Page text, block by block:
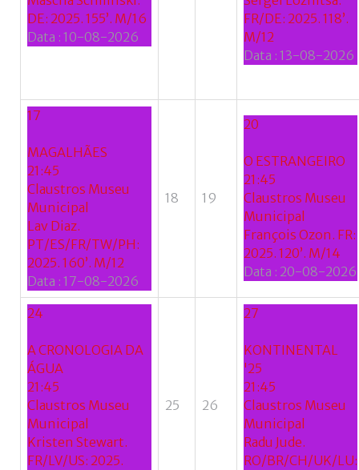
DE: 2025. 155’. M/16
Data : 10-08-2026
FR/DE: 2025. 118’.
M/12
Data : 13-08-2026
17
MAGALHÃES
21:45
Claustros Museu
Municipal
Lav Diaz.
PT/ES/FR/TW/PH:
2025. 160’. M/12
Data : 17-08-2026
18 19
20
O ESTRANGEIRO
21:45
Claustros Museu
Municipal
François Ozon. FR:
2025. 120’. M/14
Data : 20-08-2026
24
A CRONOLOGIA DA
ÁGUA
21:45
Claustros Museu
Municipal
Kristen Stewart.
FR/LV/US: 2025.
25 26
27
KONTINENTAL
'25
21:45
Claustros Museu
Municipal
Radu Jude.
RO/BR/CH/UK/LU: